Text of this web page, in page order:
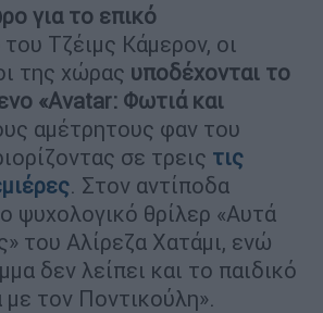
για το επικό
του Τζέιμς Κάμερον, οι
της χώρας υποδέχονται το
«Avatar: Φωτιά και
αμέτρητους φαν του
σε τρεις τις
. Στον αντίποδα
ψυχολογικό θρίλερ «Αυτά
του Αλίρεζα Χατάμι, ενώ
δεν λείπει και το παιδικό
με τον Ποντικούλη».